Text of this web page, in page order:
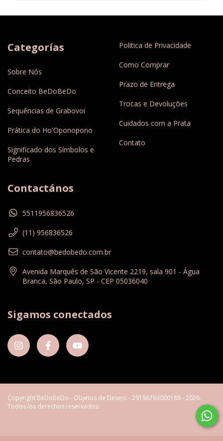
Categorías
Sobre Nós
Conceito BeDoBeDo
Sequências de Grabovoi
Prática do Ho'Oponopono
Significado dos Símbolos e
Pedras
Politica de Privacidade
Como Comprar
Prazo de Entrega
Trocas e Devoluções
Cuidados com a Prata
Contato
Contactános
5511956836526
(11) 956836526
contato@bedobedo.com.br
Avenida Marquês de São Vicente 2219, sala 901 - Água
Branca, São Paulo, SP - CEP 05036040
Sigamos conectados
Copyright BeDoBeDo - Objetos de Desejo - 29196764000186 - 2026.
Todos los derechos reservados.